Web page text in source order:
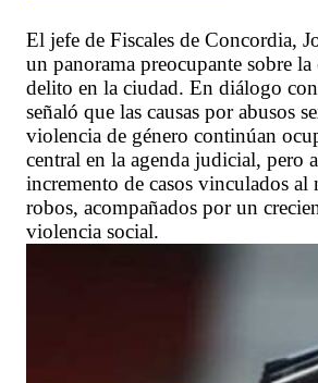
El jefe de Fiscales de Concordia,
un panorama preocupante sobre
delito en la ciudad. En diálogo
señaló que las causas por abusos
violencia de género continúan
central en la agenda judicial, pero
incremento de casos vinculados al
robos, acompañados por un
violencia social.